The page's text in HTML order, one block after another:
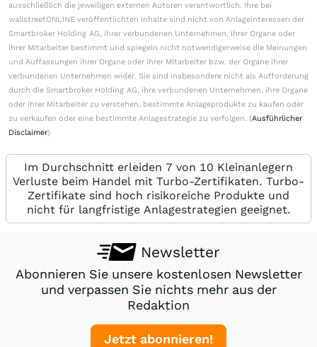
ausschließlich die jeweiligen externen Autoren verantwortlich. Ihre bei
wallstreetONLINE veröffentlichten Inhalte sind nicht von Anlageinteressen der
Smartbroker Holding AG, ihrer verbundenen Unternehmen, ihrer Organe oder
ihrer Mitarbeiter bestimmt und spiegeln nicht notwendigerweise die Meinungen
und Auffassungen ihrer Organe oder ihrer Mitarbeiter bzw. der Organe ihrer
verbundenen Unternehmen wider. Sie sind insbesondere nicht als Aufforderung
durch die Smartbroker Holding AG, ihre verbundenen Unternehmen, ihre Organe
oder ihrer Mitarbeiter zu verstehen, bestimmte Anlageprodukte zu kaufen oder
zu verkaufen oder eine bestimmte Anlagestrategie zu verfolgen. (Ausführlicher
Disclaimer)
Im Durchschnitt erleiden 7 von 10 Kleinanlegern
Verluste beim Handel mit Turbo-Zertifikaten. Turbo-
Zertifikate sind hoch risikoreiche Produkte und
nicht für langfristige Anlagestrategien geeignet.
Newsletter
Abonnieren Sie unsere kostenlosen Newsletter
und verpassen Sie nichts mehr aus der
Redaktion
Jetzt abonnieren!